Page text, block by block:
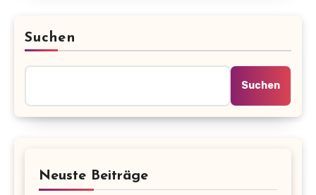
Suchen
Suchen
Neuste Beiträge